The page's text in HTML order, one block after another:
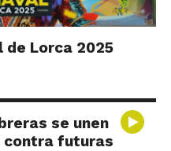
de Lorca 2025
se unen
contra futuras